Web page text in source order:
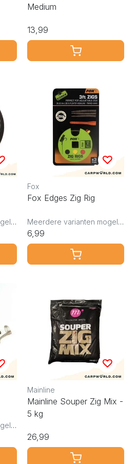
Medium
13,99
Meerdere varianten mogelijk
Fox
Fox Edges Zig Rig
Meerdere varianten mogelijk
6,99
Meerdere varianten mogelijk
Mainline
Mainline Souper Zig Mix -
5 kg
26,99